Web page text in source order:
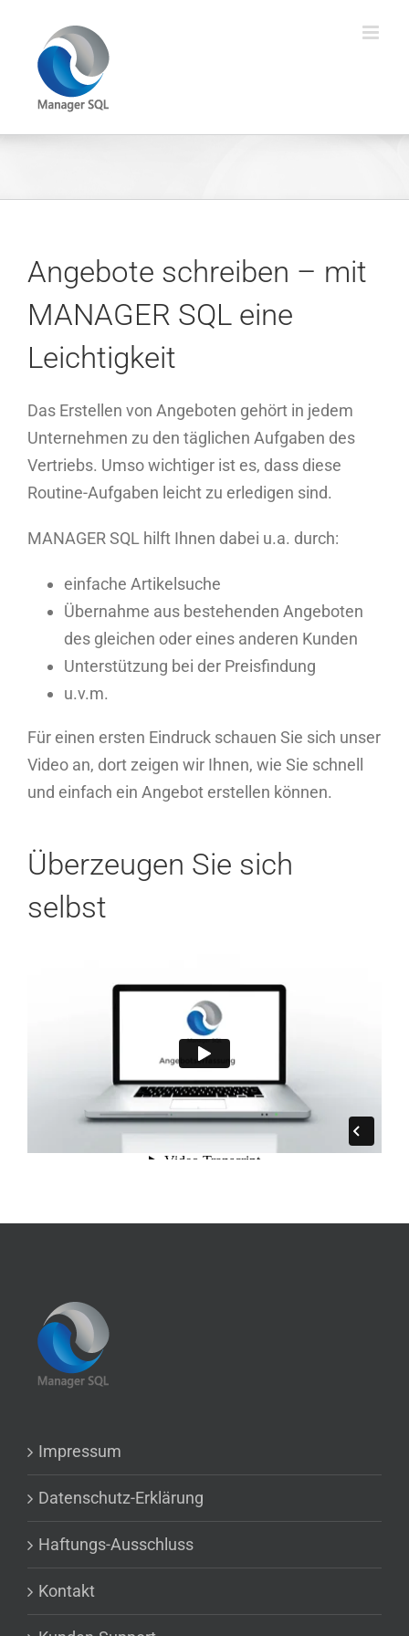
springen
Angebote schreiben – mit
MANAGER SQL eine
Leichtigkeit
Das Erstellen von Angeboten gehört in jedem
Unternehmen zu den täglichen Aufgaben des
Vertriebs. Umso wichtiger ist es, dass diese
Routine-Aufgaben leicht zu erledigen sind.
MANAGER SQL hilft Ihnen dabei u.a. durch:
einfache Artikelsuche
Übernahme aus bestehenden Angeboten
des gleichen oder eines anderen Kunden
Unterstützung bei der Preisfindung
u.v.m.
Für einen ersten Eindruck schauen Sie sich unser
Video an, dort zeigen wir Ihnen, wie Sie schnell
und einfach ein Angebot erstellen können.
Überzeugen Sie sich
selbst
Impressum
Datenschutz-Erklärung
Haftungs-Ausschluss
Kontakt